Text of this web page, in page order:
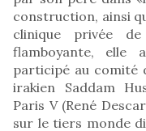
construction, ainsi
clinique privée
flamboyante, elle
participé au comité
irakien Saddam
Paris V (René
sur le tiers monde